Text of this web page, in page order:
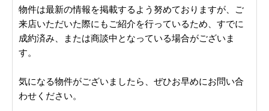
物件は最新の情報を掲載するよう努めておりますが、ご
来店いただいた際にもご紹介を行っているため、すでに
成約済み、または商談中となっている場合がございま
す。
気になる物件がございましたら、ぜひお早めにお問い合
わせください。